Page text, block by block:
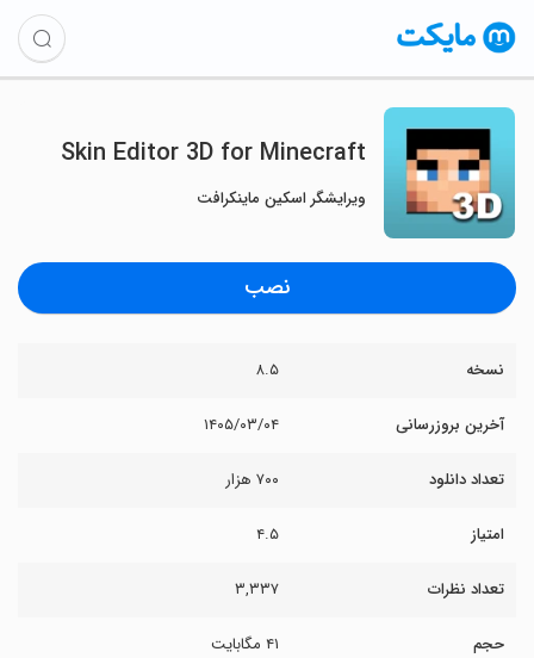
Skin Editor 3D for Minecraft
ویرایشگر اسکین ماینکرافت
نصب
نسخه ۸.۵
آخرین بروزرسانی ۱۴۰۵/۰۳/۰۴
تعداد دانلود ۷۰۰ هزار
امتیاز ۴.۵
تعداد نظرات ۳,۳۳۷
حجم ۴۱ مگابایت